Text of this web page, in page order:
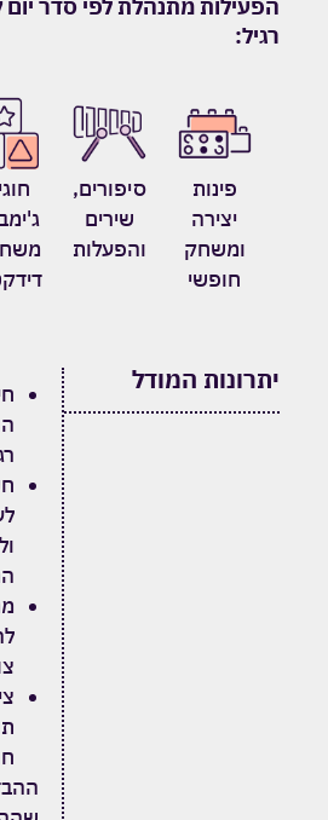
הפעילות מתנהלת לפי סדר יום
רגיל:
פינות
יצירה
ומשחק
חופשי
סיפורים,
שירים
והפעלות
יתרונות המודל